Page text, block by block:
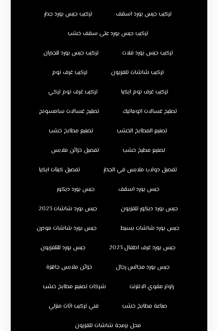
تركيب جبس بورد اسقف تركيب جبس بورد جدار
تركيب جبس بورد على سقف خشب
تركيب جبس بورد فلات تركيب جبس بورد للجدران
تركيب شاشات تلفزيون تركيب غرف نوم
تركيب غرف نوم ايكيا تركيب غرف نوم تركي
تصليح غسالات اتوماتيك تصليح غسالات سامسونج
تصنيع المطابخ الخشب تصنيع مطابخ خشب
تصنيع مطبخ خشب تفصيل خزائن ملابس
تفصيل دولاب ملابس في الجدار تفصيل كبتات ايكيا
جبس بورد اسقف جبس بورد ديكور
جبس بورد ديكور تلفزيون جبس بورد شاشات 2023
جبس بورد شاشات بسيط جبس بورد شاشات مودرن
جبس بورد غرف اطفال 2023 جبس بورد للتلفزيون
جبس بورد مجالس رجال خزائن ملابس جاهزة
راوتر مقوي الانترنت شركات تصنيع مطابخ خشب
صناعة مطابخ خشب فني تركيب اثاث منزلي
محل برمجة شاشات تلفزيون